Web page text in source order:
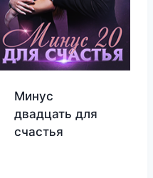
Минус
двадцать для
счастья